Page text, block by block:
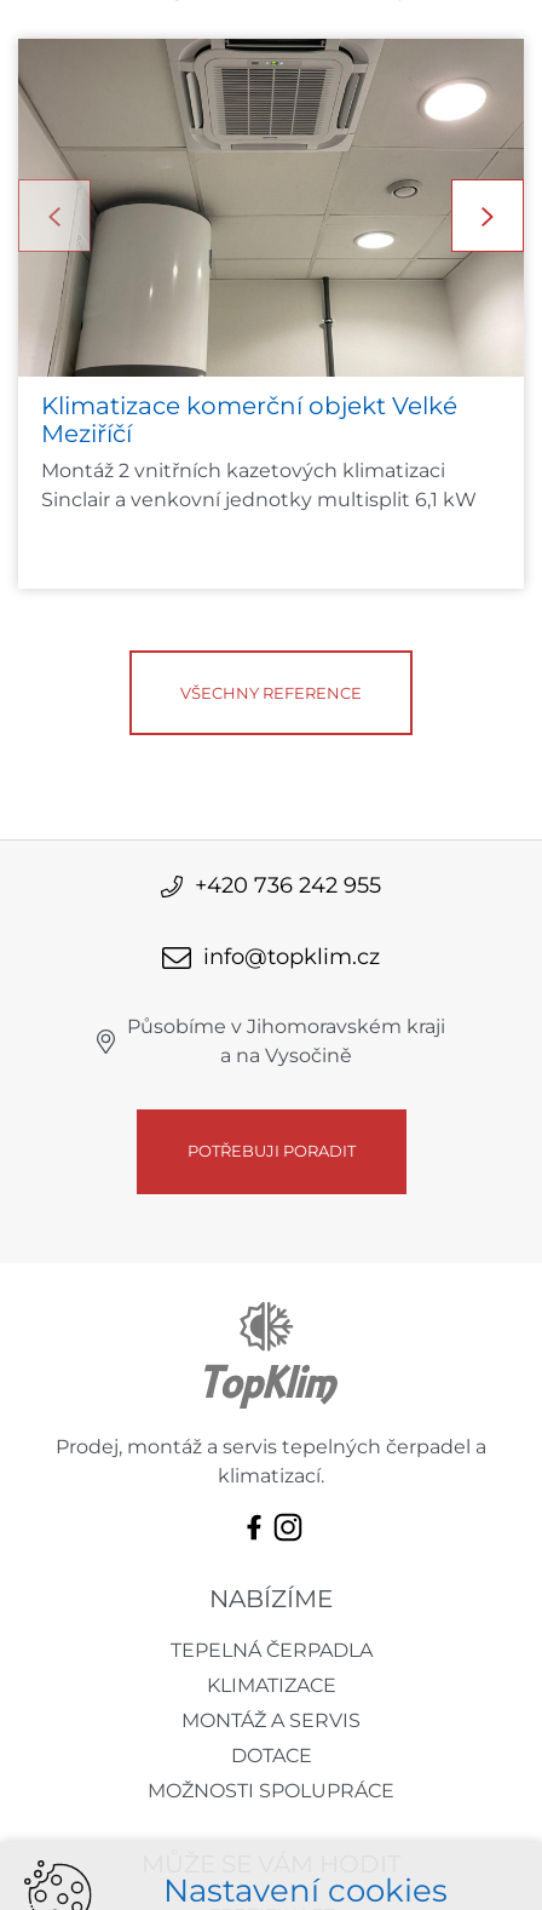
Klimatizace komerční objekt Velké
Meziříčí
Montáž 2 vnitřních kazetových klimatizaci
Sinclair a venkovní jednotky multisplit 6,1 kW
VŠECHNY REFERENCE
+420 736 242 955
info@topklim.cz
Působíme v Jihomoravském kraji
a na Vysočině
POTŘEBUJI PORADIT
Prodej, montáž a servis tepelných čerpadel a
klimatizací.
NABÍZÍME
TEPELNÁ ČERPADLA
KLIMATIZACE
MONTÁŽ A SERVIS
DOTACE
MOŽNOSTI SPOLUPRÁCE
Nastavení cookies